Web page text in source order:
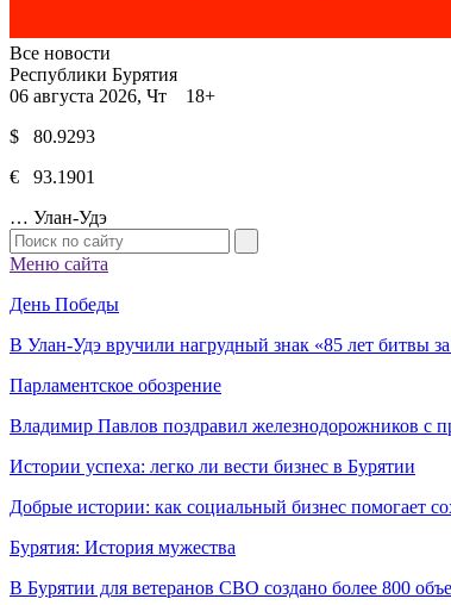
Все новости
Республики Бурятия
06 августа 2026, Чт 18+
$ 80.9293
€ 93.1901
… Улан-Удэ
Меню сайта
День Победы
В Улан-Удэ вручили нагрудный знак «85 лет битвы
Парламентское обозрение
Владимир Павлов поздравил железнодорожников с
Истории успеха: легко ли вести бизнес в Бурятии
Добрые истории: как социальный бизнес помогает
Бурятия: История мужества
В Бурятии для ветеранов СВО создано более 800